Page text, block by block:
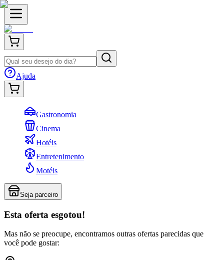
Ajuda
Gastronomia
Cinema
Hotéis
Entretenimento
Motéis
Seja parceiro
Esta oferta esgotou!
Mas não se preocupe, encontramos outras ofertas parecidas que
você pode gostar: